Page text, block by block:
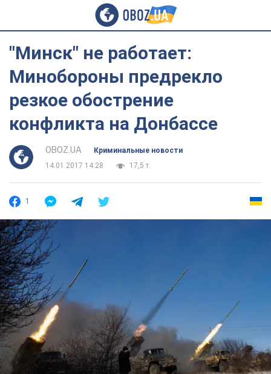
"Минск" не работает:
Минобороны предрекло
резкое обострение
конфликта на Донбассе
OBOZ.UA
Криминальные новости
14.01.2017 14:28
17,5 т.
1